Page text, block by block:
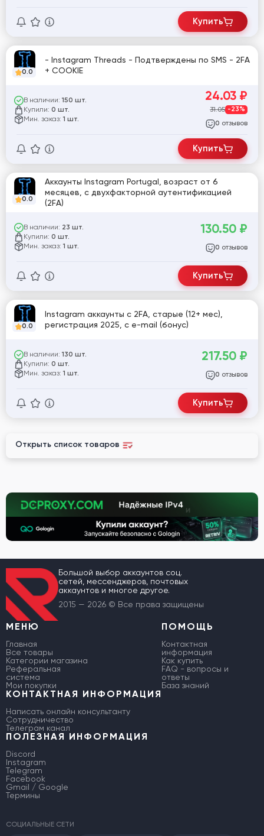
Купить
0.0
- Instagram Threads - Подтверждены по SMS - 2FA
+ COOKIE
В наличии: 150 шт.
Купили: 0 шт.
Мин. заказ: 1 шт.
24.03 ₽
31.05 -23%
0 отзывов
Купить
0.0
Аккаунты Instagram Portugal, возраст от 6
месяцев, с двухфакторной аутентификацией
(2FA)
В наличии: 23 шт.
Купили: 0 шт.
Мин. заказ: 1 шт.
130.50 ₽
0 отзывов
Купить
0.0
Instagram аккаунты с 2FA, старые (12+ мес),
регистрация 2025, с e-mail (бонус)
В наличии: 130 шт.
Купили: 0 шт.
Мин. заказ: 1 шт.
217.50 ₽
0 отзывов
Купить
Открыть список товаров
Большой выбор аккаунтов соц.
сетей, мессенджеров, почтовых
аккаунтов и многое другое.
2015 — 2026 © Все права защищены
МЕНЮ
Главная
Все товары
Категории магазина
Реферальная
система
Мои покупки
ПОМОЩЬ
Контактная
информация
Как купить
FAQ - вопросы и
ответы
База знаний
КОНТАКТНАЯ ИНФОРМАЦИЯ
Написать онлайн консультанту
Сотрудничество
Телеграм канал
ПОЛЕЗНАЯ ИНФОРМАЦИЯ
Discord
Instagram
Telegram
Facebook
Gmail / Google
Термины
СОЦИАЛЬНЫЕ СЕТИ